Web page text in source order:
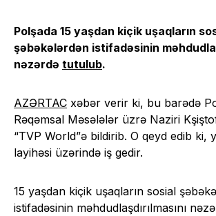
Polşada 15 yaşdan kiçik uşaqların
şəbəkələrdən istifadəsinin
nəzərdə tutulub.
AZƏRTAC xəbər verir ki, bu barədə
Rəqəmsal Məsələlər üzrə Naziri
“TVP World”ə bildirib. O qeyd edib ki,
layihəsi üzərində iş gedir.
15 yaşdan kiçik uşaqların sosial
istifadəsinin məhdudlaşdırılmasını